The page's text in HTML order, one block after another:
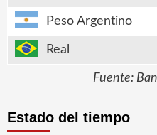
Peso Argentino
Real
Fuente:
Estado del tiempo